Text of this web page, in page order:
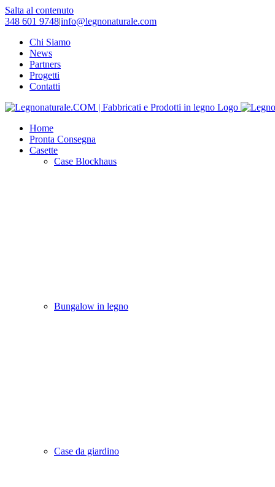
Salta al contenuto
348 601 9748|info@legnonaturale.com
Chi Siamo
News
Partners
Progetti
Contatti
Home
Pronta Consegna
Casette
Case Blockhaus
Bungalow in legno
Case da giardino